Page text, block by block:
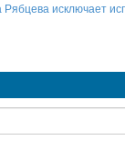
исключает